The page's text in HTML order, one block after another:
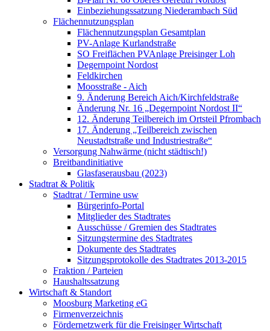
Einbeziehungssatzung Niederambach Süd
Flächennutzungsplan
Flächennutzungsplan Gesamtplan
PV-Anlage Kurlandstraße
SO Freiflächen PV­Anlage Preisinger Loh
Degernpoint Nordost
Feldkirchen
Moosstraße - Aich
9. Änderung Bereich Aich/Kirchfeldstraße
Änderung Nr. 16 „Degernpoint Nordost II“
12. Änderung Teilbereich im Ortsteil Pfrombach
17. Änderung „Teilbereich zwischen
Neustadtstraße und Industriestraße“
Versorgung Nahwärme (nicht städtisch!)
Breitbandinitiative
Glasfaserausbau (2023)
Stadtrat & Politik
Stadtrat / Termine usw
Bürgerinfo-Portal
Mitglieder des Stadtrates
Ausschüsse / Gremien des Stadtrates
Sitzungstermine des Stadtrates
Dokumente des Stadtrates
Sitzungsprotokolle des Stadtrates 2013-2015
Fraktion / Parteien
Haushaltssatzung
Wirtschaft & Standort
Moosburg Marketing eG
Firmenverzeichnis
Fördernetzwerk für die Freisinger Wirtschaft